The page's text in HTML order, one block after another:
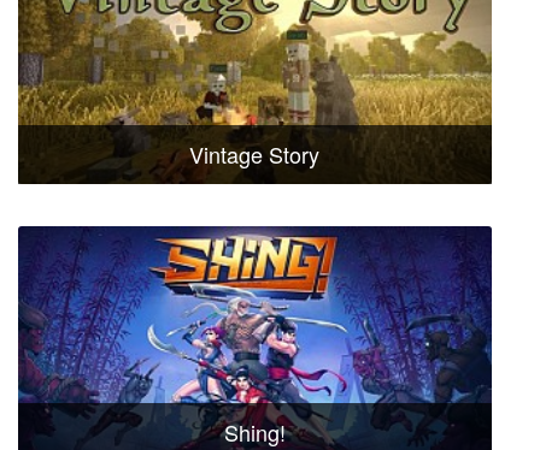
Vintage Story
Shing!